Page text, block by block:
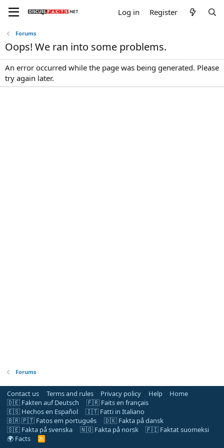
Log in Register
Forums
Oops! We ran into some problems.
An error occurred while the page was being generated. Please
try again later.
Forums
Contact us Terms and rules Privacy policy Help
Home
🇩🇪 Fakten auf Deutsch
🇫🇷 Faits en français
🇪🇸 Hechos en Español
🇮🇹 Fatti in Italiano
🇧🇷 🇵🇹 Fatos em português
🇩🇰 Fakta på dansk
🇸🇪 Fakta på svenska
🇳🇴 Fakta på norsk
🇫🇮 Faktat suomeksi
🌍 Facts
R